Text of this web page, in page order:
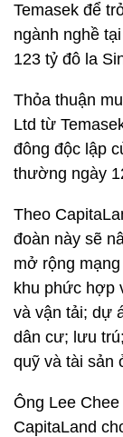
Temasek để
ngành nghề
123 tỷ đô la
Thỏa thuận
Ltd từ
đông độc lập
thường ngày
Theo
đoàn này sẽ
mở rộng
khu phức hợp
và vận tải; dự
dân cư; lưu
quỹ và tài sản
Ông Lee
CapitaLand